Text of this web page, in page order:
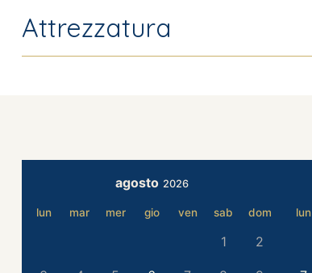
Attrezzatura
agosto 2026
lun mar mer gio ven sab dom
1 2
lun